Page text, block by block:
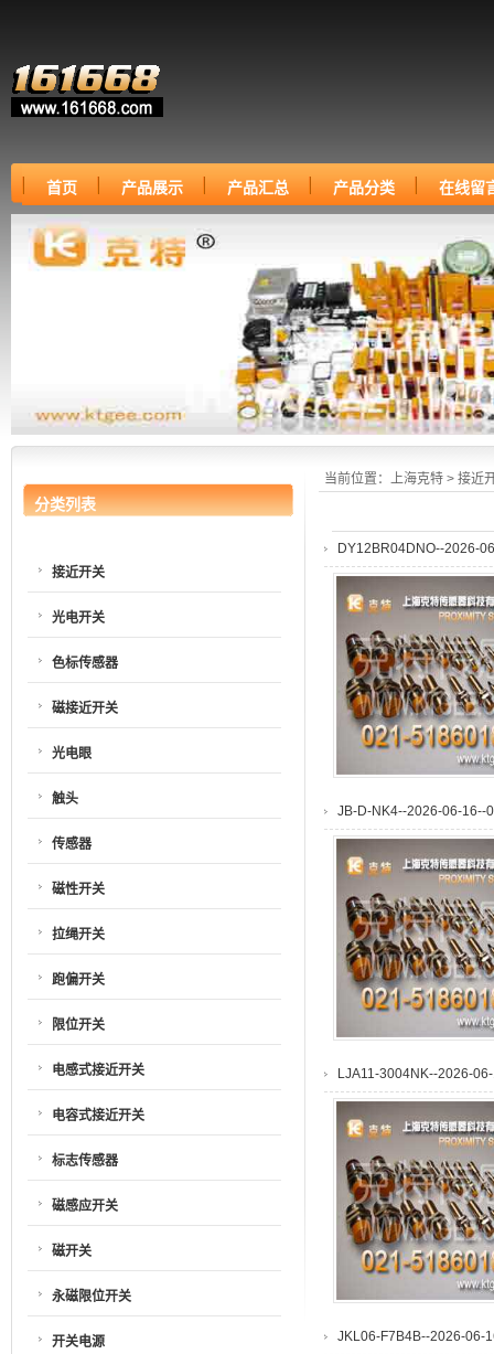
首页 产品展示 产品汇总 产品分类 在线留
当前位置： 上海克特 > 接近
DY12BR04DNO--2026-
JB-D-NK4--2026-06-16--
LJA11-3004NK--2026-
JKL06-F7B4B--2026-06-
分类列表
接近开关
光电开关
色标传感器
磁接近开关
光电眼
触头
传感器
磁性开关
拉绳开关
跑偏开关
限位开关
电感式接近开关
电容式接近开关
标志传感器
磁感应开关
磁开关
永磁限位开关
开关电源